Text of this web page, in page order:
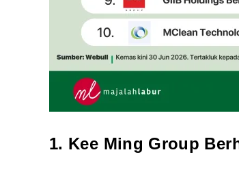
1. Kee Ming Group